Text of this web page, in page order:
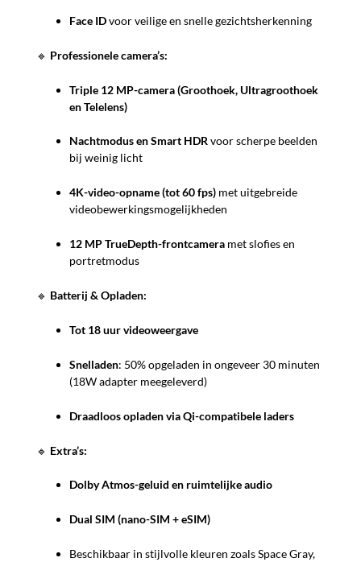
Face IDvoor veilige en snelle gezichtsherkenning
🔹 Professionele camera’s:
Triple 12 MP-camera (Groothoek, Ultragroothoek
en Telelens)
Nachtmodus en Smart HDRvoor scherpe beelden
bij weinig licht
4K-video-opname (tot 60 fps) met uitgebreide
videobewerkingsmogelijkheden
12 MP TrueDepth-frontcamera met slofies en
portretmodus
🔹 Batterij & Opladen:
Tot 18 uur videoweergave
Snelladen: 50% opgeladen in ongeveer 30 minuten
(18W adapter meegeleverd)
Draadloos opladen via Qi-compatibele laders
🔹 Extra’s:
Dolby Atmos-geluid en ruimtelijke audio
Dual SIM (nano-SIM + eSIM)
Beschikbaar in stijlvolle kleuren zoals Space Gray,